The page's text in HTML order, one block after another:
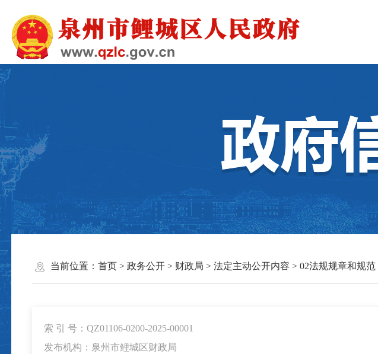
当前位置： 首页> 政务公开> 财政局 > 法定主动公开内容 > 02法规规章和规范
索 引 号：QZ01106-0200-2025-00001
发布机构：泉州市鲤城区财政局